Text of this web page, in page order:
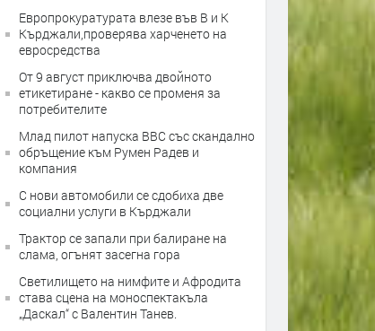
Европрокуратурата влезе във В и К
Кърджали,проверява харченето на
евросредства
От 9 август приключва двойното
етикетиране - какво се променя за
потребителите
Млад пилот напуска ВВС със скандално
обръщение към Румен Радев и
компания
С нови автомобили се сдобиха две
социални услуги в Кърджали
Трактор се запали при балиране на
слама, огънят засегна гора
Светилището на нимфите и Афродита
става сцена на моноспектакъла
„Даскал“ с Валентин Танев.